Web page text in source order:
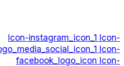
Icon-instagram_icon_1 Icon-
Icon-
facebook_logo_icon Icon-